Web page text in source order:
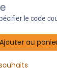
le code
Ajouter au